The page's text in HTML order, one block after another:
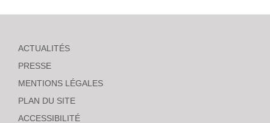
ACTUALITÉS
PRESSE
MENTIONS LÉGALES
PLAN DU SITE
ACCESSIBILITÉ